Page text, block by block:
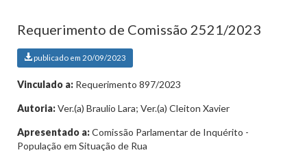
Requerimento de Comissão 2521/2023
publicado em 20/09/2023
Vinculado a: Requerimento 897/2023
Autoria:Ver.(a) Braulio Lara; Ver.(a) Cleiton Xavier
Apresentado a:Comissão Parlamentar de Inquérito -
População em Situação de Rua